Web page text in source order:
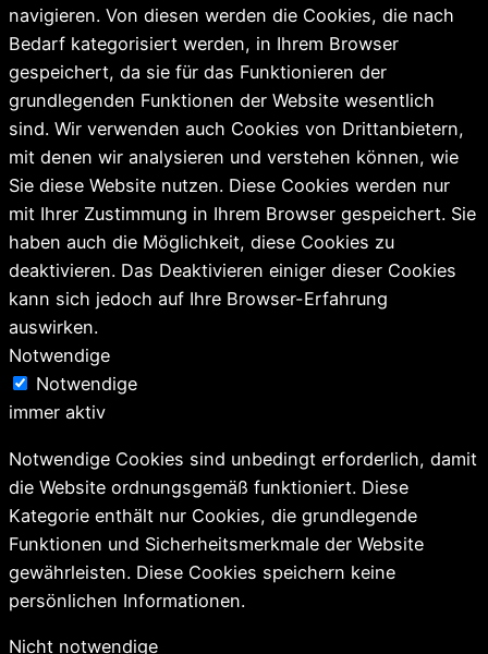
navigieren. Von diesen werden die Cookies, die nach
Bedarf kategorisiert werden, in Ihrem Browser
gespeichert, da sie für das Funktionieren der
grundlegenden Funktionen der Website wesentlich
sind. Wir verwenden auch Cookies von Drittanbietern,
mit denen wir analysieren und verstehen können, wie
Sie diese Website nutzen. Diese Cookies werden nur
mit Ihrer Zustimmung in Ihrem Browser gespeichert. Sie
haben auch die Möglichkeit, diese Cookies zu
deaktivieren. Das Deaktivieren einiger dieser Cookies
kann sich jedoch auf Ihre Browser-Erfahrung
auswirken.
Notwendige
Notwendige
immer aktiv
Notwendige Cookies sind unbedingt erforderlich, damit
die Website ordnungsgemäß funktioniert. Diese
Kategorie enthält nur Cookies, die grundlegende
Funktionen und Sicherheitsmerkmale der Website
gewährleisten. Diese Cookies speichern keine
persönlichen Informationen.
Nicht notwendige